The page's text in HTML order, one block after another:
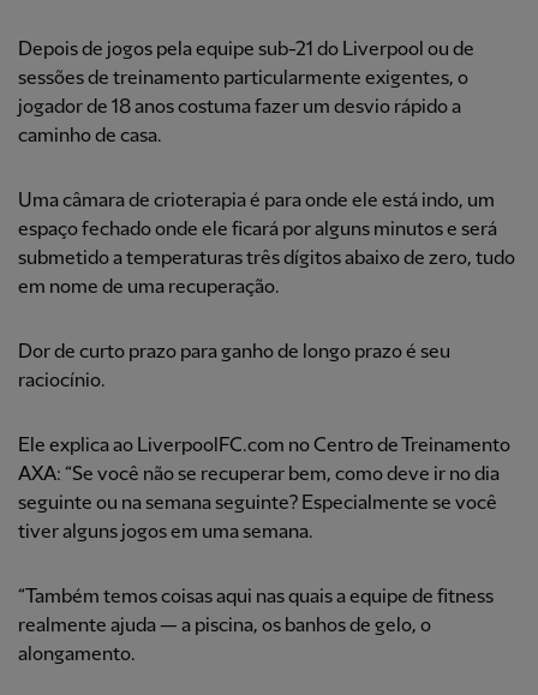
Depois de jogos pela equipe sub-21 do Liverpool ou de
sessões de treinamento particularmente exigentes, o
jogador de 18 anos costuma fazer um desvio rápido a
caminho de casa.
Uma câmara de crioterapia é para onde ele está indo, um
espaço fechado onde ele ficará por alguns minutos e será
submetido a temperaturas três dígitos abaixo de zero, tudo
em nome de uma recuperação.
Dor de curto prazo para ganho de longo prazo é seu
raciocínio.
Ele explica ao LiverpoolFC.com no Centro de Treinamento
AXA: “Se você não se recuperar bem, como deve ir no dia
seguinte ou na semana seguinte? Especialmente se você
tiver alguns jogos em uma semana.
“Também temos coisas aqui nas quais a equipe de fitness
realmente ajuda — a piscina, os banhos de gelo, o
alongamento.